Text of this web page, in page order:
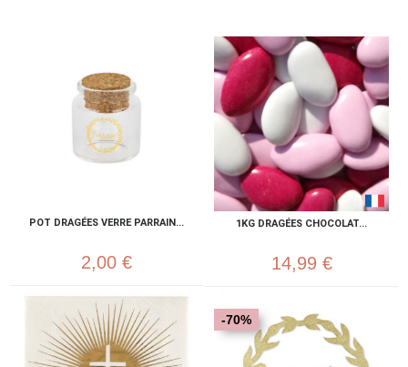
POT DRAGÉES VERRE PARRAIN...
2,00 €
1KG DRAGÉES CHOCOLAT...
14,99 €
-70%